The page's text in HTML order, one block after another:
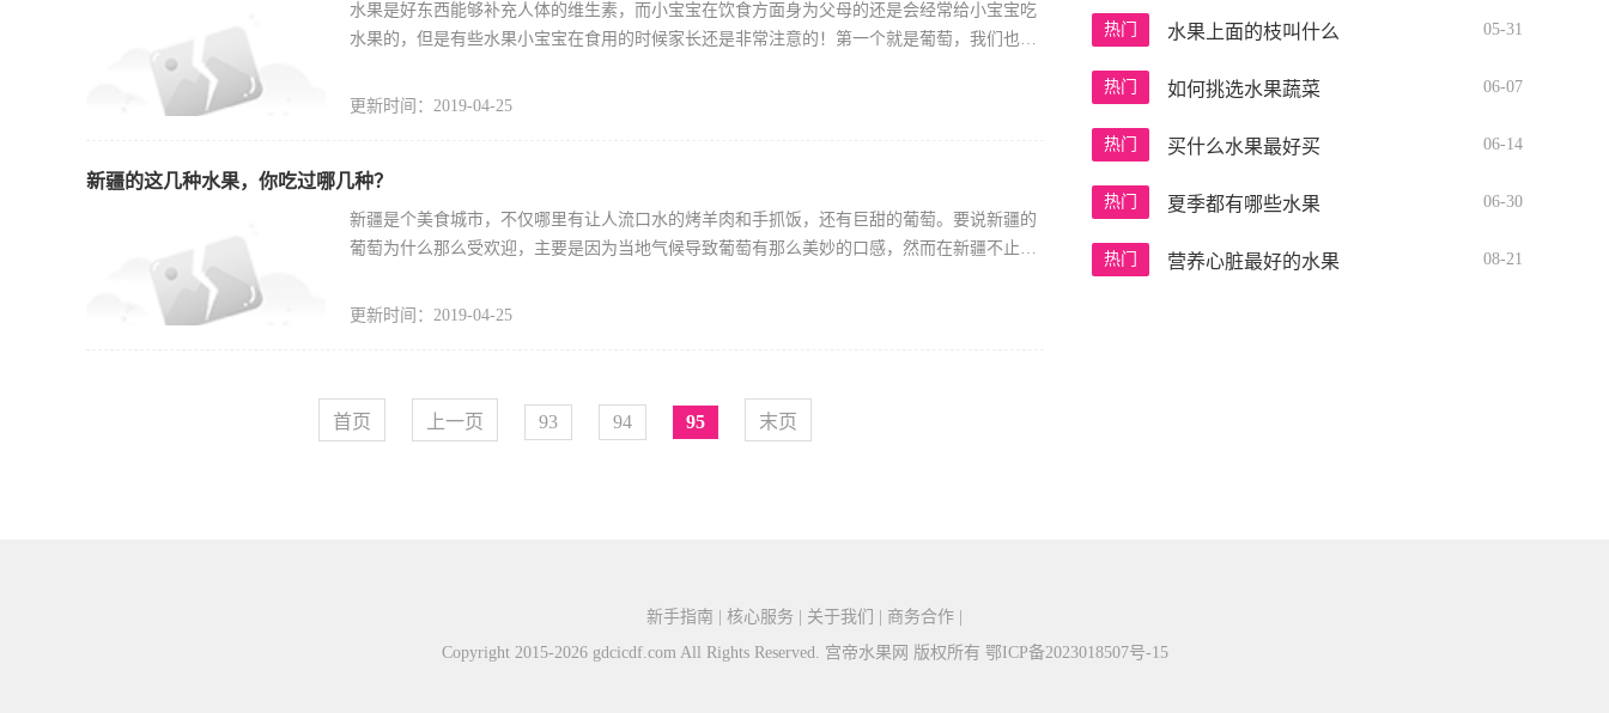
水果是好东西能够补充人体的维生素，而小宝宝在饮食方面身为父母的还是会经常给小宝宝吃
水果的，但是有些水果小宝宝在食用的时候家长还是非常注意的！第一个就是葡萄，我们也知
更新时间：2019-04-25
新疆的这几种水果，你吃过哪几种？
新疆是个美食城市，不仅哪里有让人流口水的烤羊肉和手抓饭，还有巨甜的葡萄。要说新疆的
葡萄为什么那么受欢迎，主要是因为当地气候导致葡萄有那么美妙的口感，然而在新疆不止葡
更新时间：2019-04-25
首页 上一页 93 94 95 末页
热门 水果上面的枝叫什么 05-31
热门 如何挑选水果蔬菜 06-07
热门 买什么水果最好买 06-14
热门 夏季都有哪些水果 06-30
热门 营养心脏最好的水果 08-21
新手指南 | 核心服务 | 关于我们 | 商务合作 |
Copyright 2015-2026 gdcicdf.com All Rights Reserved. 宫帝水果网 版权所有 鄂ICP备2023018507号-15